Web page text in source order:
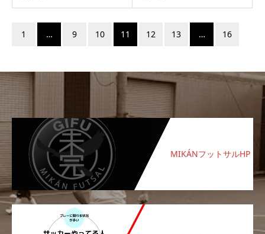
1 … 9 10 11 12 13 … 16
MIKÁNフットサルHP